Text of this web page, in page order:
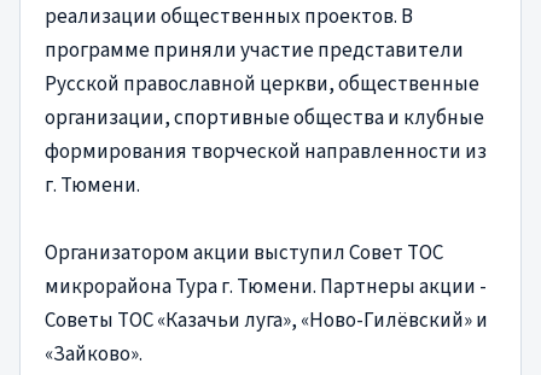
реализации общественных проектов. В
программе приняли участие представители
Русской православной церкви, общественные
организации, спортивные общества и клубные
формирования творческой направленности из
г. Тюмени.
Организатором акции выступил Совет ТОС
микрорайона Тура г. Тюмени. Партнеры акции -
Советы ТОС «Казачьи луга», «Ново-Гилёвский» и
«Зайково».